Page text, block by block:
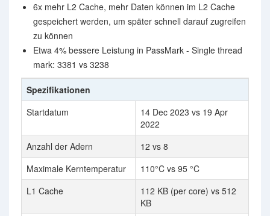
6x mehr L2 Cache, mehr Daten können im L2 Cache
gespeichert werden, um später schnell darauf zugreifen
zu können
Etwa 4% bessere Leistung in PassMark - Single thread
mark: 3381 vs 3238
Spezifikationen
Startdatum
14 Dec 2023 vs 19 Apr
2022
Anzahl der Adern
12 vs 8
Maximale Kerntemperatur
110°C vs 95 °C
L1 Cache
112 KB (per core) vs 512
KB